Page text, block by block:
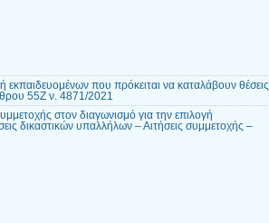
που πρόκειται να καταλάβουν θέσεις
55Ζ ν. 4871/2021
στον διαγωνισμό για την επιλογή
δικαστικών υπαλλήλων – Αιτήσεις συμμετοχής –